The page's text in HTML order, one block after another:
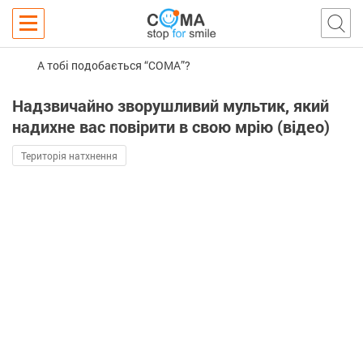
А тобі подобається “COMA”?
Надзвичайно зворушливий мультик, який
надихне вас повірити в свою мрію (відео)
Територія натхнення